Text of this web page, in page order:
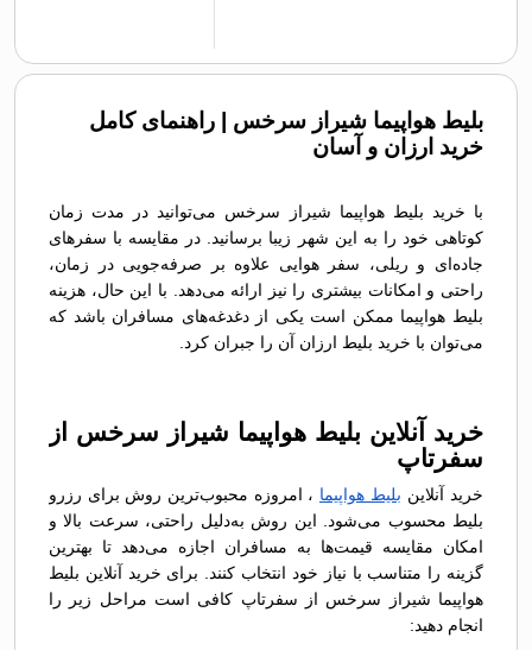
بلیط هواپیما شیراز سرخس | راهنمای کامل
خرید ارزان و آسان
با خرید بلیط هواپیما شیراز سرخس می‌توانید در مدت زمان
کوتاهی خود را به این شهر زیبا برسانید. در مقایسه با سفرهای
جاده‌ای و ریلی، سفر هوایی علاوه بر صرفه‌جویی در زمان،
راحتی و امکانات بیشتری را نیز ارائه می‌دهد. با این حال، هزینه
بلیط هواپیما ممکن است یکی از دغدغه‌های مسافران باشد که
می‌توان با خرید بلیط ارزان آن را جبران کرد.
خرید آنلاین بلیط هواپیما شیراز سرخس از
سفرتاپ
خرید آنلاین بلیط هواپیما ، امروزه محبوب‌ترین روش برای رزرو
بلیط محسوب می‌شود. این روش به‌دلیل راحتی، سرعت بالا و
امکان مقایسه قیمت‌ها به مسافران اجازه می‌دهد تا بهترین
گزینه را متناسب با نیاز خود انتخاب کنند. برای خرید آنلاین بلیط
هواپیما شیراز سرخس از سفرتاپ کافی است مراحل زیر را
انجام دهید: